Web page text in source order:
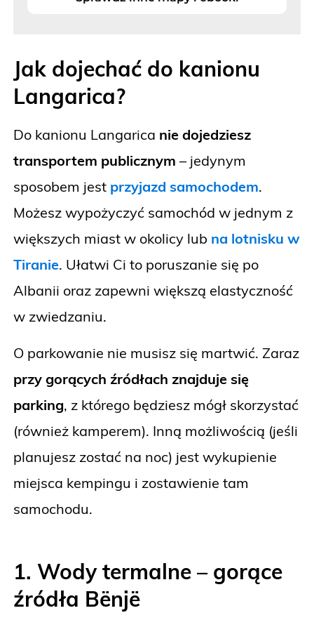
Jak dojechać do kanionu
Langarica?
Do kanionu Langarica nie dojedziesz
transportem publicznym – jedynym
sposobem jest przyjazd samochodem.
Możesz wypożyczyć samochód w jednym z
większych miast w okolicy lub na lotnisku w
Tiranie. Ułatwi Ci to poruszanie się po
Albanii oraz zapewni większą elastyczność
w zwiedzaniu.
O parkowanie nie musisz się martwić. Zaraz
przy gorących źródłach znajduje się
parking, z którego będziesz mógł skorzystać
(również kamperem). Inną możliwością (jeśli
planujesz zostać na noc) jest wykupienie
miejsca kempingu i zostawienie tam
samochodu.
1. Wody termalne – gorące
źródła Bënjë